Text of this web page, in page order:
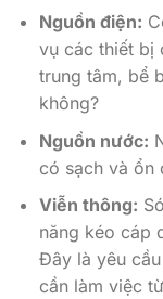
Nguồn điện:
vụ các thiết bị
trung tâm, bể
không?
Nguồn nước:
có sạch và ổn
Viễn thông:
năng kéo cáp
Đây là yêu
cần làm việc